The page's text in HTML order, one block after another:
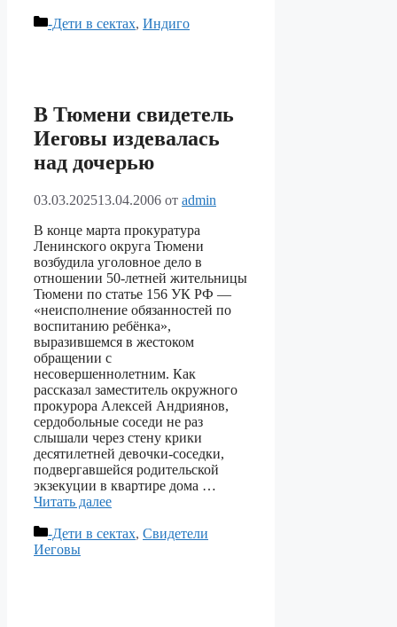
Рубрики
-Дети в сектах, Индиго
В Тюмени свидетель
Иеговы издевалась
над дочерью
03.03.202513.04.2006 от admin
В конце марта прокуратура
Ленинского округа Тюмени
возбудила уголовное дело в
отношении 50-летней жительницы
Тюмени по статье 156 УК РФ —
«неисполнение обязанностей по
воспитанию ребёнка»,
выразившемся в жестоком
обращении с
несовершеннолетним. Как
рассказал заместитель окружного
прокурора Алексей Андриянов,
сердобольные соседи не раз
слышали через стену крики
десятилетней девочки-соседки,
подвергавшейся родительской
экзекуции в квартире дома …
Читать далее
Рубрики
-Дети в сектах, Свидетели
Иеговы